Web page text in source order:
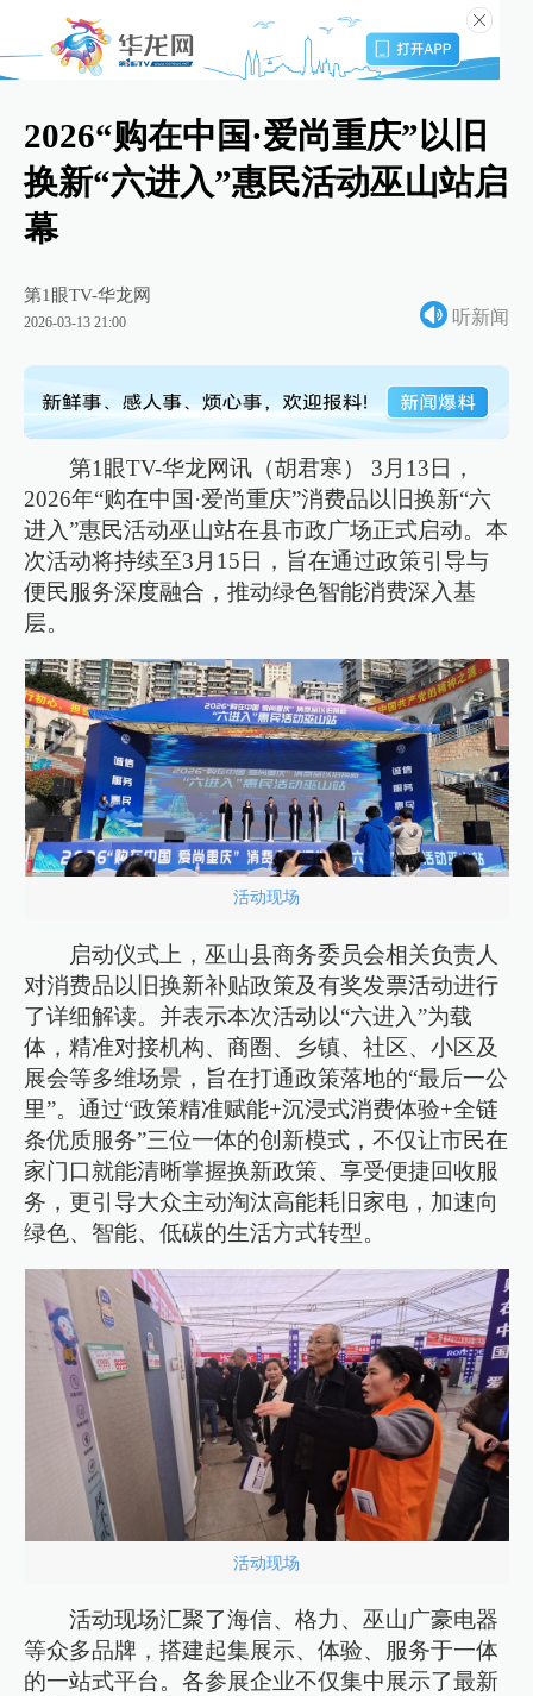
2026“购在中国·爱尚重庆”以旧
换新“六进入”惠民活动巫山站启
幕
第1眼TV-华龙网
2026-03-13 21:00 听新闻
第1眼TV-华龙网讯（胡君寒） 3月13日，
2026年“购在中国·爱尚重庆”消费品以旧换新“六
进入”惠民活动巫山站在县市政广场正式启动。本
次活动将持续至3月15日，旨在通过政策引导与
便民服务深度融合，推动绿色智能消费深入基
层。
活动现场
启动仪式上，巫山县商务委员会相关负责人
对消费品以旧换新补贴政策及有奖发票活动进行
了详细解读。并表示本次活动以“六进入”为载
体，精准对接机构、商圈、乡镇、社区、小区及
展会等多维场景，旨在打通政策落地的“最后一公
里”。通过“政策精准赋能+沉浸式消费体验+全链
条优质服务”三位一体的创新模式，不仅让市民在
家门口就能清晰掌握换新政策、享受便捷回收服
务，更引导大众主动淘汰高能耗旧家电，加速向
绿色、智能、低碳的生活方式转型。
活动现场
活动现场汇聚了海信、格力、巫山广豪电器
等众多品牌，搭建起集展示、体验、服务于一体
的一站式平台。各参展企业不仅集中展示了最新